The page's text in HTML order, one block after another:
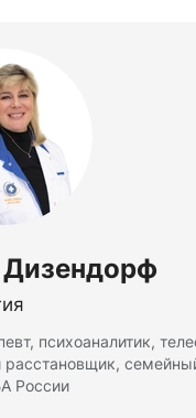
Дизендорф
психоаналитик,
России